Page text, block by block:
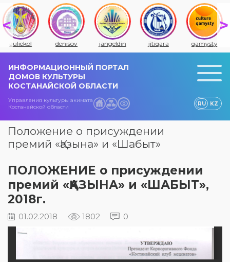
auliekol denisov jangeldin jitiqara qamysty
ИНФОРМАЦИОННЫЙ ПОРТАЛ
ДОМОВ КУЛЬТУРЫ
КОСТАНАЙСКОЙ ОБЛАСТИ
Управления культуры акимата
Костанайской области
RU KZ
Положение о присуждении
премий «Қазына» и «Шабыт»
ПОЛОЖЕНИЕ о присуждении
премий «ҚАЗЫНА» и «ШАБЫТ»,
2018г.
01.02.2018 1802 0